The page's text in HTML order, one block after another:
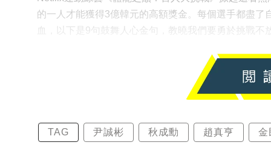
的一人才能獲得3億韓元的高額獎金。每個選手都盡
血，以下是9句鼓舞人心金句，教曉我們要勇於挑戰不
TAG 尹誠彬 秋成勳 趙真亨 金